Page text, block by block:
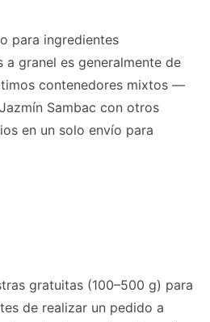
para ingredientes
granel es generalmente de
contenedores mixtos —
Sambac con otros
en un solo envío para
gratuitas (100–500 g) para
de realizar un pedido a